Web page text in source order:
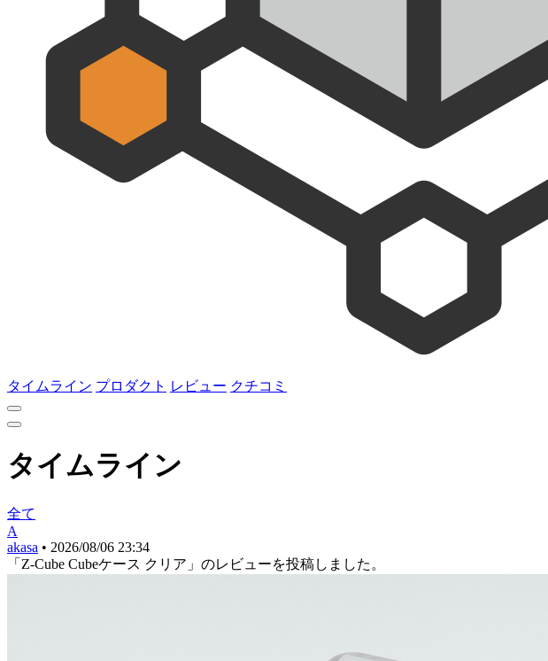
タイムライン プロダクト レビュー クチコミ
タイムライン
全て
A
akasa • 2026/08/06 23:34
「Z-Cube Cubeケース クリア」のレビューを投稿しました。